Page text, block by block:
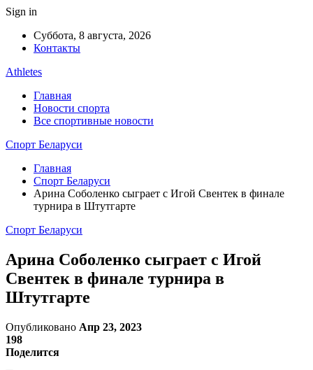
Sign in
Суббота, 8 августа, 2026
Контакты
Athletes
Главная
Новости спорта
Все спортивные новости
Спорт Беларуси
Главная
Спорт Беларуси
Арина Соболенко сыграет с Игой Свентек в финале
турнира в Штутгарте
Спорт Беларуси
Арина Соболенко сыграет с Игой
Свентек в финале турнира в
Штутгарте
Опубликовано Апр 23, 2023
198
Поделится